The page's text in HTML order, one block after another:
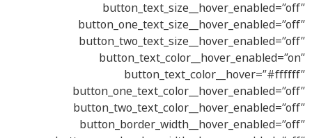
button_text_size__hover_enabled=”off”
button_one_text_size__hover_enabled=”off”
button_two_text_size__hover_enabled=”off”
button_text_color__hover_enabled=”on”
button_text_color__hover=”#ffffff”
button_one_text_color__hover_enabled=”off”
button_two_text_color__hover_enabled=”off”
button_border_width__hover_enabled=”off”